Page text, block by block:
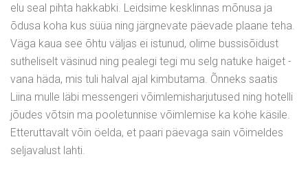
elu seal pihta hakkabki. Leidsime kesklinnas mõnusa ja
õdusa koha kus süüa ning järgnevate päevade plaane teha.
Väga kaua see õhtu väljas ei istunud, olime bussisõidust
sutheliselt väsinud ning pealegi tegi mu selg natuke haiget -
vana häda, mis tuli halval ajal kimbutama. Õnneks saatis
Liina mulle läbi messengeri võimlemisharjutused ning hotelli
jõudes võtsin ma pooletunnise võimlemise ka kohe käsile.
Etteruttavalt võin öelda, et paari päevaga sain võimeldes
seljavalust lahti.